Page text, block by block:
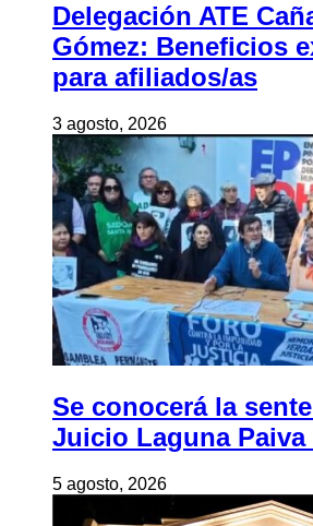
Delegación ATE
Gómez: Beneficios
para afiliados/as
3 agosto, 2026
Se conocerá la
Juicio Laguna Paiva
5 agosto, 2026